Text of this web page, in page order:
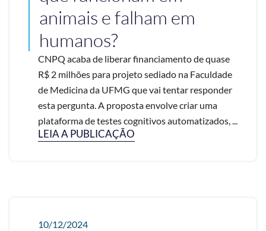
animais e falham em
humanos?
CNPQ acaba de liberar financiamento de quase
R$ 2 milhões para projeto sediado na Faculdade
de Medicina da UFMG que vai tentar responder
esta pergunta. A proposta envolve criar uma
plataforma de testes cognitivos automatizados, ...
LEIA A PUBLICAÇÃO
10/12/2024